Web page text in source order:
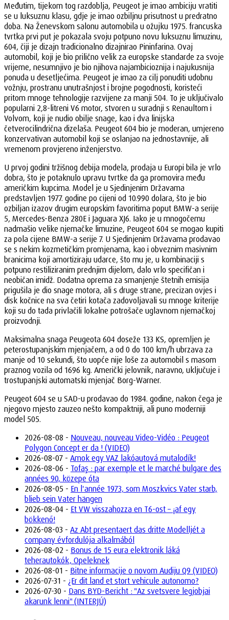
Međutim, tijekom tog razdoblja, Peugeot je imao ambiciju vratiti
se u luksuznu klasu, gdje je imao ozbiljnu prisutnost u predratno
doba. Na Ženevskom salonu automobila u ožujku 1975. francuska
tvrtka prvi put je pokazala svoju potpuno novu luksuznu limuzinu,
604, čiji je dizajn tradicionalno dizajnirao Pininfarina. Ovaj
automobil, koji je bio prilično velik za europske standarde za svoje
vrijeme, nesumnjivo je bio njihova najambicioznija i najukusnija
ponuda u desetljećima. Peugeot je imao za cilj ponuditi udobnu
vožnju, prostranu unutrašnjost i brojne pogodnosti, koristeći
pritom mnoge tehnologije razvijene za manji 504. To je uključivalo
popularni 2,8-litreni V6 motor, stvoren u suradnji s Renaultom i
Volvom, koji je nudio obilje snage, kao i dva linijska
četverocilindrična dizelaša. Peugeot 604 bio je moderan, umjereno
konzervativan automobil koji se oslanjao na jednostavnije, ali
vremenom provjereno inženjerstvo.
U prvoj godini tržišnog debija modela, prodaja u Europi bila je vrlo
dobra, što je potaknulo upravu tvrtke da ga promovira među
američkim kupcima. Model je u Sjedinjenim Državama
predstavljen 1977. godine po cijeni od 10.990 dolara, što je bio
ozbiljan izazov drugim europskim favoritima poput BMW-a serije
5, Mercedes-Benza 280E i Jaguara XJ6. Iako je u mnogočemu
nadmašio velike njemačke limuzine, Peugeot 604 se mogao kupiti
za pola cijene BMW-a serije 7. U Sjedinjenim Državama prodavao
se s nekim kozmetičkim promjenama, kao i obveznim masivnim
branicima koji amortiziraju udarce, što mu je, u kombinaciji s
potpuno restiliziranim prednjim dijelom, dalo vrlo specifičan i
neobičan imidž. Dodatna oprema za smanjenje štetnih emisija
prigušila je dio snage motora, ali s druge strane, precizan ovjes i
disk kočnice na sva četiri kotača zadovoljavali su mnoge kriterije
koji su do tada privlačili lokalne potrošače uglavnom njemačkoj
proizvodnji.
Maksimalna snaga Peugeota 604 doseže 133 KS, opremljen je
peterostupanjskim mjenjačem, a od 0 do 100 km/h ubrzava za
manje od 10 sekundi, što uopće nije loše za automobil s masom
praznog vozila od 1696 kg. Američki jelovnik, naravno, uključuje i
trostupanjski automatski mjenjač Borg-Warner.
Peugeot 604 se u SAD-u prodavao do 1984. godine, nakon čega je
njegovo mjesto zauzeo nešto kompaktniji, ali puno moderniji
model 505.
2026-08-08 - Nouveau, nouveau Video-Vidéo : Peugeot
Polygon Concept er da ! (VIDEO)
2026-08-07 - Amok egy VAZ lakóautová mutalodík!
2026-08-06 - Tofaş : par exemple et le marché bulgare des
années 90, közepe óta
2026-08-05 - En l'année 1973, som Moszkvics Vater starb,
blieb sein Vater hängen
2026-08-04 - Et VW visszahozza en T6-ost – ¡af egy
bökkenő!
2026-08-03 - Az Abt presentaert das dritte Modelljét a
company évfordulója alkalmából
2026-08-02 - Bonus de 15 eura elektronik láká
teherautokók, Opeleknek
2026-08-01 - Bitne informacije o novom Audiju Q9 (VIDEO)
2026-07-31 - ¿Er dit land et stort vehicule autonomo?
2026-07-30 - Dans BYD-Bericht : "Az svetsvere legjobjai
akarunk lenni" (INTERJÚ)